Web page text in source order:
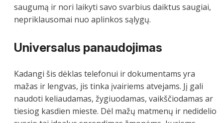
saugumą ir nori laikyti savo svarbius daiktus saugiai,
nepriklausomai nuo aplinkos sąlygų.
Universalus panaudojimas
Kadangi šis dėklas telefonui ir dokumentams yra
mažas ir lengvas, jis tinka įvairiems atvejams. Jį gali
naudoti keliaudamas, žygiuodamas, vaikščiodamas ar
tiesiog kasdien mieste. Dėl mažų matmenų ir nedidelio